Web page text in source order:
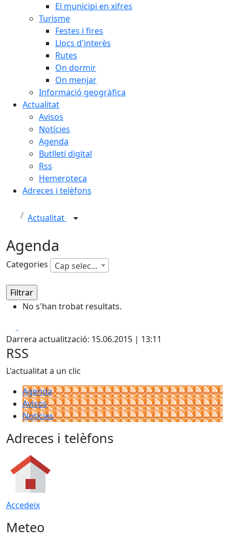
El municipi en xifres
Turisme
Festes i fires
Llocs d'interès
Rutes
On dormir
On menjar
Informació geogràfica
Actualitat
Avisos
Notícies
Agenda
Butlletí digital
Rss
Hemeroteca
Adreces i telèfons
Actualitat
Agenda
Categories Cap selecció
No s'han trobat resultats.
Darrera actualització: 15.06.2015 | 13:11
RSS
L'actualitat a un clic
Agenda
Avisos
Notícies
Adreces i telèfons
Accedeix
Meteo